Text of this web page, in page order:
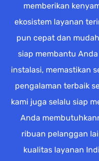
memberikan
ekosistem layanan
pun cepat dan
siap membantu
instalasi, memastikan
pengalaman terbaik
kami juga selalu siap
Anda
ribuan pelanggan
kualitas layanan